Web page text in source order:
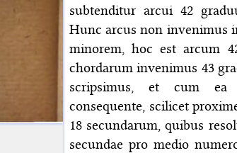
subtenditur arcui 42
Hunc arcus non invenimus
minorem, hoc est arcum
chordarum invenimus 43
scripsimus, et cum ea
consequente, scilicet
18 secundarum, quibus
secundae pro medio